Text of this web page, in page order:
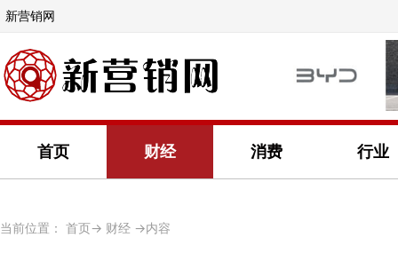
新营销网
首页 财经 消费 行业
当前位置： 首页-> 财经 ->内容